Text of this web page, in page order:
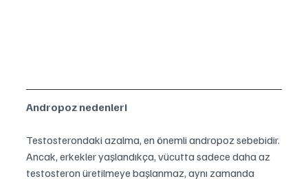
Andropoz nedenleri
Testosterondaki azalma, en önemli andropoz sebebidir.
Ancak, erkekler yaşlandıkça, vücutta sadece daha az
testosteron üretilmeye başlanmaz, aynı zamanda